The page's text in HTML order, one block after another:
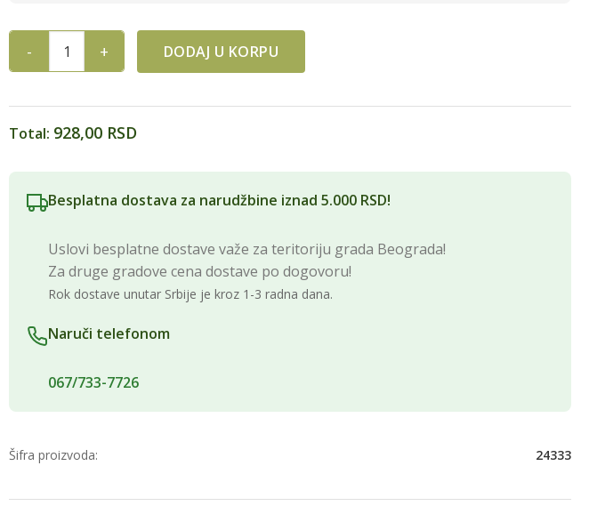
EVROPA RUM PLOČICA 3.5/1 quantity
DODAJ U KORPU
Total: 928,00 RSD
Besplatna dostava za narudžbine iznad 5.000 RSD!
Uslovi besplatne dostave važe za teritoriju grada Beograda!
Za druge gradove cena dostave po dogovoru!
Rok dostave unutar Srbije je kroz 1-3 radna dana.
Naruči telefonom
067/733-7726
Šifra proizvoda: 24333